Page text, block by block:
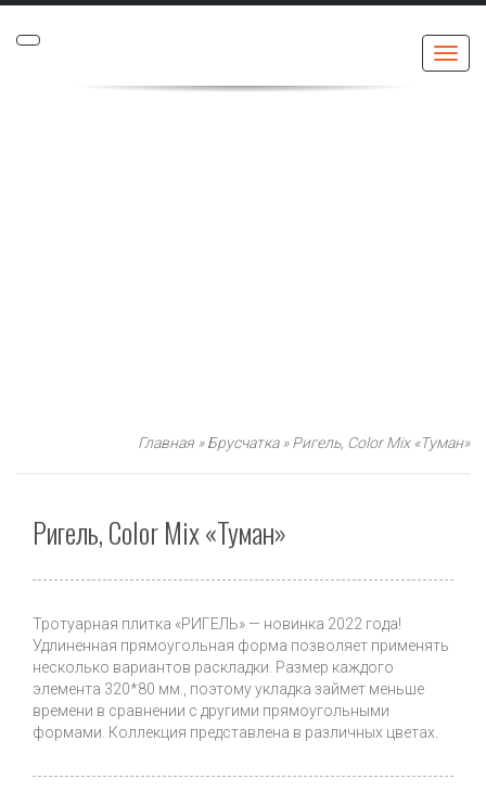
Меню
Главная »Брусчатка»Ригель, Color Mix «Туман»
Ригель, Color Mix «Туман»
Тротуарная плитка «РИГЕЛЬ» — новинка 2022 года!
Удлиненная прямоугольная форма позволяет применять
несколько вариантов раскладки. Размер каждого
элемента 320*80 мм., поэтому укладка займет меньше
времени в сравнении с другими прямоугольными
формами. Коллекция представлена в различных цветах.